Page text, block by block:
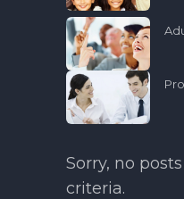
Sorry, no
criteria.